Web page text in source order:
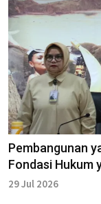
Pembangunan
Fondasi Hukum
29 Jul 2026